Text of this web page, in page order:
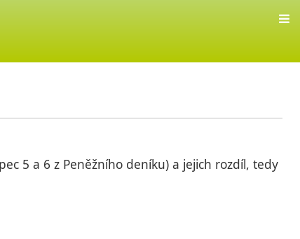
5 a 6 z Peněžního deníku) a jejich rozdíl, tedy